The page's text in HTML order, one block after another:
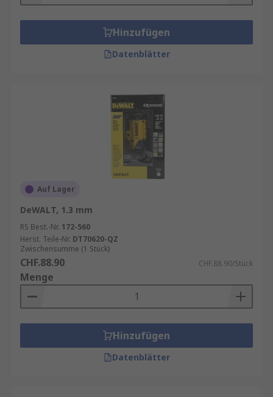
Hinzufügen
Datenblätter
Auf Lager
DeWALT, 1.3 mm
RS Best.-Nr. 172-560
Herst. Teile-Nr. DT70620-QZ
Zwischensumme (1 Stück)
CHF.88.90 CHF.88.90/Stück
Menge
Hinzufügen
Datenblätter